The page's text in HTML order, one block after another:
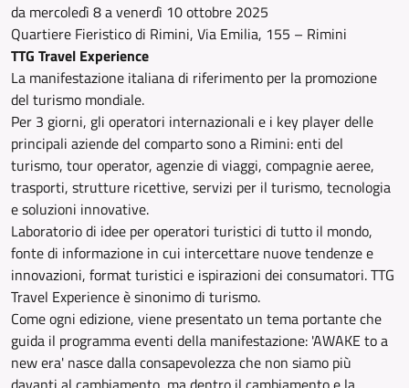
da mercoledì 8 a venerdì 10 ottobre 2025
Quartiere Fieristico di Rimini, Via Emilia, 155 – Rimini
TTG Travel Experience
La manifestazione italiana di riferimento per la promozione
del turismo mondiale.
Per 3 giorni, gli operatori internazionali e i key player delle
principali aziende del comparto sono a Rimini: enti del
turismo, tour operator, agenzie di viaggi, compagnie aeree,
trasporti, strutture ricettive, servizi per il turismo, tecnologia
e soluzioni innovative.​
Laboratorio di idee per operatori turistici di tutto il mondo,
fonte di informazione in cui intercettare nuove tendenze e
innovazioni, format turistici e ispirazioni dei consumatori. TTG
Travel Experience è sinonimo di turismo.
Come ogni edizione, viene presentato un tema portante che
guida il programma eventi della manifestazione: 'AWAKE to a
new era' nasce dalla consapevolezza che non siamo più